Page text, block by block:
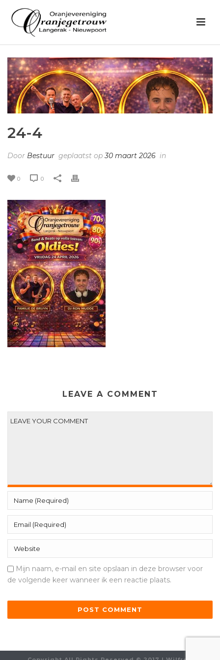
24-4
Door Bestuur geplaatst op30 maart 2026 in
0 0
LEAVE A COMMENT
Mijn naam, e-mail en site opslaan in deze browser voor
de volgende keer wanneer ik een reactie plaats.